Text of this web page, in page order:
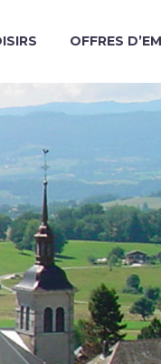
OFFRES